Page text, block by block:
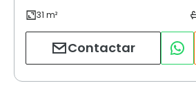
Contactar